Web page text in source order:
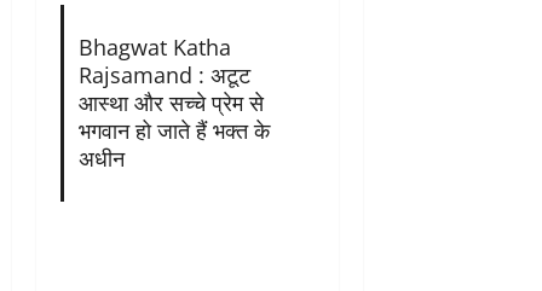
Bhagwat Katha
Rajsamand : अटूट
आस्था और सच्चे प्रेम से
भगवान हो जाते हैं भक्त के
अधीन